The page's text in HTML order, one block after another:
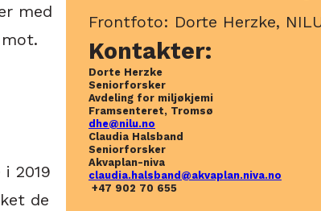
med
2019
de
Frontfoto: Dorte Herzke,
Kontakter:
Dorte Herzke
Seniorforsker
Avdeling for miljøkjemi
Framsenteret, Tromsø
dhe@nilu.no
Claudia Halsband
Seniorforsker
Akvaplan-niva
claudia.halsband@akvaplan.niva.no
+47 902 70 655